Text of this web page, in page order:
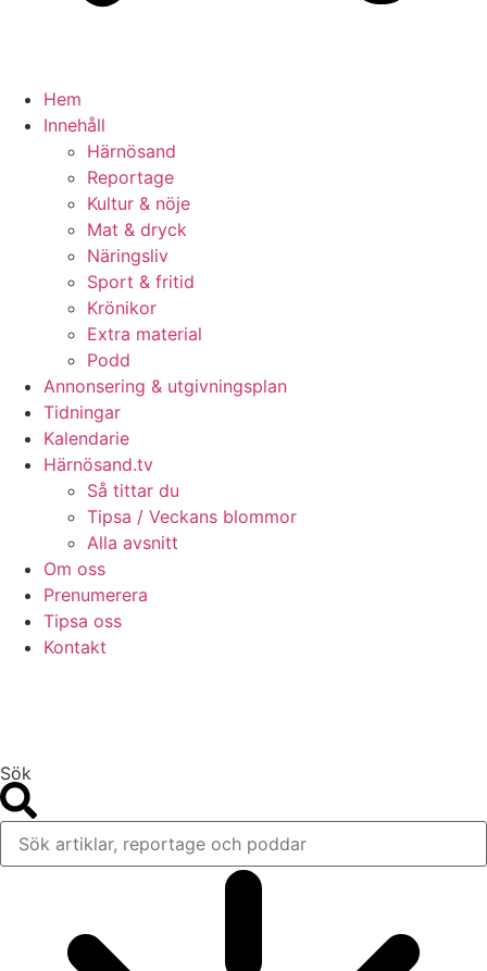
Hem
Innehåll
Härnösand
Reportage
Kultur & nöje
Mat & dryck
Näringsliv
Sport & fritid
Krönikor
Extra material
Podd
Annonsering & utgivningsplan
Tidningar
Kalendarie
Härnösand.tv
Så tittar du
Tipsa / Veckans blommor
Alla avsnitt
Om oss
Prenumerera
Tipsa oss
Kontakt
Sök